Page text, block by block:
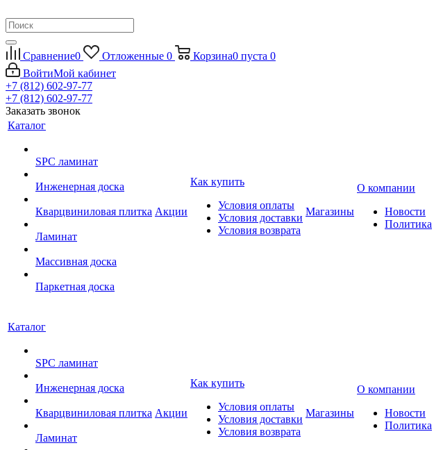
Сравнение0 Отложенные 0 Корзина0 пуста 0
ВойтиМой кабинет
+7 (812) 602-97-77
+7 (812) 602-97-77
Заказать звонок
Каталог
SPC ламинат
Инженерная доска
Кварцвиниловая плитка
Ламинат
Массивная доска
Паркетная доска
Акции
Как купить
Условия оплаты
Условия доставки
Условия возврата
Магазины
О компании
Новости
Политика
Каталог
SPC ламинат
Инженерная доска
Кварцвиниловая плитка
Ламинат
Акции
Как купить
Условия оплаты
Условия доставки
Условия возврата
Магазины
О компании
Новости
Политика